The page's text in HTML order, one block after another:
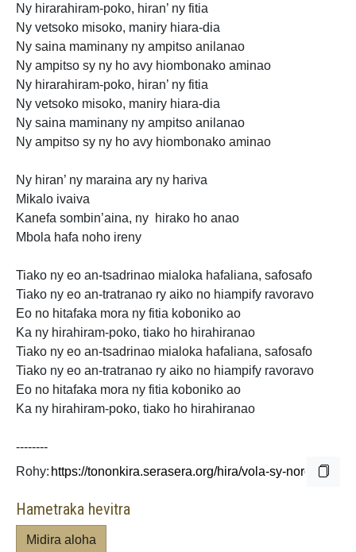
Ny hirarahiram-poko, hiran’ ny fitia
Ny vetsoko misoko, maniry hiara-dia
Ny saina maminany ny ampitso anilanao
Ny ampitso sy ny ho avy hiombonako aminao
Ny hirarahiram-poko, hiran’ ny fitia
Ny vetsoko misoko, maniry hiara-dia
Ny saina maminany ny ampitso anilanao
Ny ampitso sy ny ho avy hiombonako aminao
Ny hiran’ ny maraina ary ny hariva
Mikalo ivaiva
Kanefa sombin’aina, ny hirako ho anao
Mbola hafa noho ireny
Tiako ny eo an-tsadrinao mialoka hafaliana, safosafo
Tiako ny eo an-tratranao ry aiko no hiampify ravoravo
Eo no hitafaka mora ny fitia koboniko ao
Ka ny hirahiram-poko, tiako ho hirahiranao
Tiako ny eo an-tsadrinao mialoka hafaliana, safosafo
Tiako ny eo an-tratranao ry aiko no hiampify ravoravo
Eo no hitafaka mora ny fitia koboniko ao
Ka ny hirahiram-poko, tiako ho hirahiranao
--------
Rohy:
Hametraka hevitra
Midira aloha